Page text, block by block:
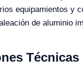
equipamientos y
de aluminio
Técnicas